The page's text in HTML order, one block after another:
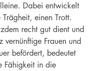
Dabei entwickelt
einen Trott.
recht gut dient und
vernünftige Frauen und
befördert, bedeutet
Fähigkeit in die